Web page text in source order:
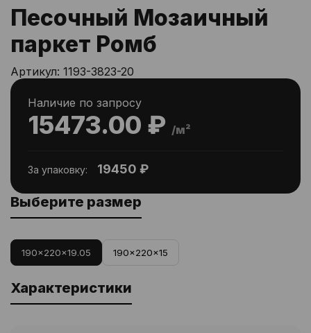
Песочный Мозаичный
паркет Ромб
Артикул: 1193-3823-20
15473.00 ₽ /м²
Наличие по запросу
За упаковку: 19450 ₽
Выберите размер
190x220x19.05 190x220x15
Характеристики